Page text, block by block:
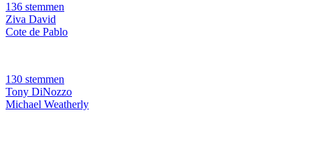
136 stemmen
Ziva David
Cote de Pablo
130 stemmen
Tony DiNozzo
Michael Weatherly